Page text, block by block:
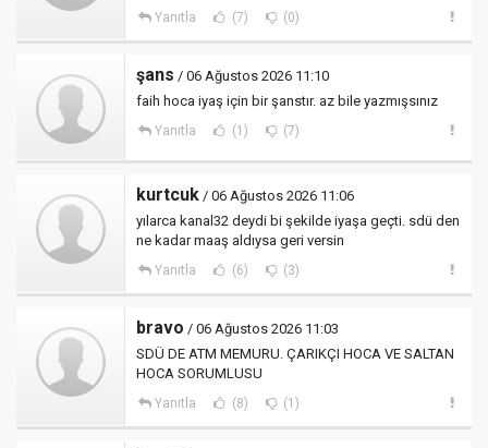
Yanıtla (7) (0)
şans / 06 Ağustos 2026 11:10
faih hoca iyaş için bir şanstır. az bile yazmışsınız
Yanıtla (1) (7)
kurtcuk / 06 Ağustos 2026 11:06
yılarca kanal32 deydi bi şekilde iyaşa geçti. sdü den
ne kadar maaş aldıysa geri versin
Yanıtla (6) (3)
bravo / 06 Ağustos 2026 11:03
SDÜ DE ATM MEMURU. ÇARIKÇI HOCA VE SALTAN
HOCA SORUMLUSU
Yanıtla (8) (1)